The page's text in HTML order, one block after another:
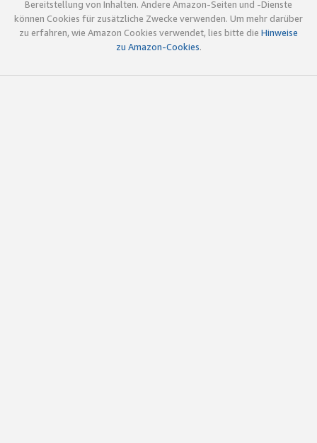
Bereitstellung von Inhalten. Andere Amazon-Seiten und -Dienste
können Cookies für zusätzliche Zwecke verwenden. Um mehr darüber
zu erfahren, wie Amazon Cookies verwendet, lies bitte die Hinweise
zu Amazon-Cookies.